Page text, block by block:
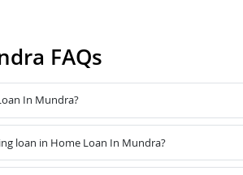
FAQs
In Mundra?
loan in Home Loan In Mundra?